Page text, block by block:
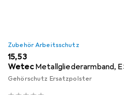
Zubehör Arbeitsschutz
EUR
15,53
Wetec Metallgliederarmband,
Gehörschutz Ersatzpolster